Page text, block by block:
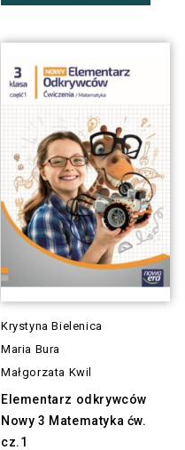
Krystyna Bielenica
Maria Bura
Małgorzata Kwil
Elementarz odkrywców
Nowy 3 Matematyka ćw.
cz.1